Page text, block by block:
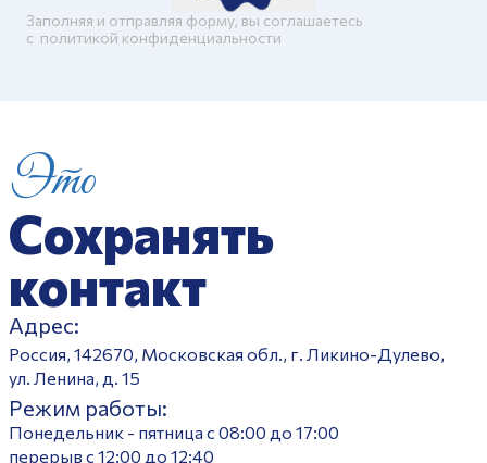
Заполняя и отправляя форму, вы соглашаетесь
c политикой конфиденциальности
Это
Сохранять
контакт
Адрес:
Россия, 142670, Московская обл., г. Ликино-Дулево,
ул. Ленина, д. 15
Режим работы:
Понедельник - пятница с 08:00 до 17:00
перерыв с 12:00 до 12:40